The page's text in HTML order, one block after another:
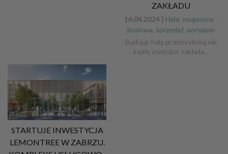
ZAKŁADU
16.04.2024 | Hale, magazyny -
budowa, sprzedaż, wynajem
Budując halę przemysłową nie
każdy inwestor zakłada...
STARTUJE INWESTYCJA
LEMONTREE W ZABRZU.